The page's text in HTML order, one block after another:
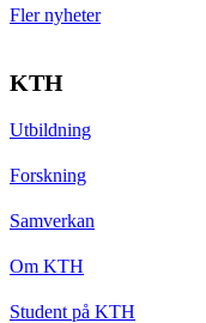
Fler nyheter
KTH
Utbildning
Forskning
Samverkan
Om KTH
Student på KTH